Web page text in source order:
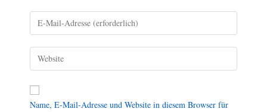
Name, E-Mail-Adresse und Website in diesem Browser für